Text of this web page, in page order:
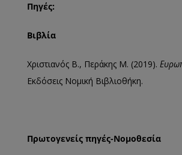
Πηγές:
Βιβλία
Χριστιανός Β., Περάκης Μ. (2019).
Εκδόσεις Νομική Βιβλιοθήκη.
Πρωτογενείς πηγές-Νομοθεσία